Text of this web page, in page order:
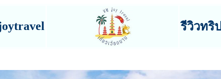
รีวิวทริป